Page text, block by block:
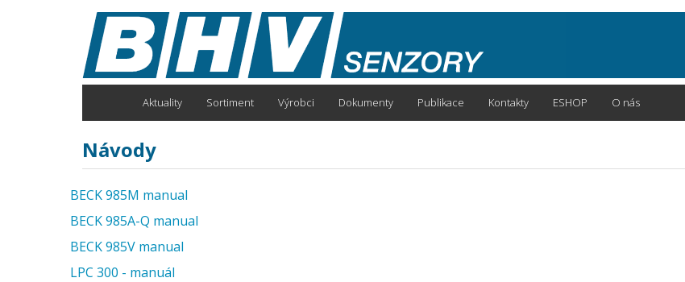
Main
navigation
Aktuality Sortiment Výrobci Dokumenty Publikace Kontakty ESHOP O nás
Návody
BECK 985M manual
BECK 985A-Q manual
BECK 985V manual
LPC 300 - manuál